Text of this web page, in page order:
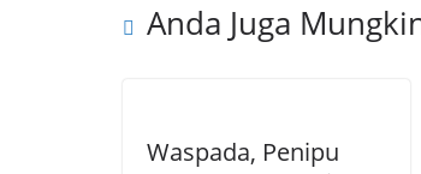
Anda Juga
Waspada, Penipu